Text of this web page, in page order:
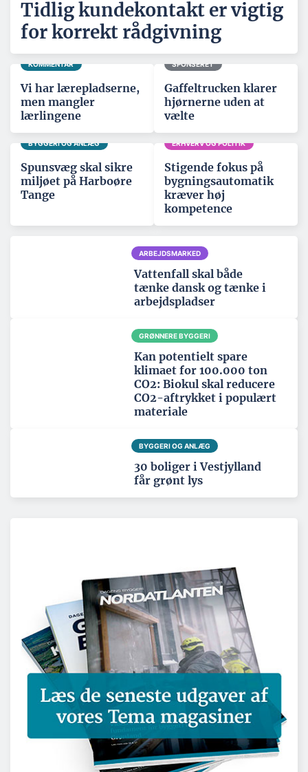
Tidlig kundekontakt er vigtig
for korrekt rådgivning
KOMMENTAR
Vi har lærepladserne,
men mangler
lærlingene
SPONSERET
Gaffeltrucken klarer
hjørnerne uden at
vælte
BYGGERI OG ANLÆG
Spunsvæg skal sikre
miljøet på Harboøre
Tange
ERHVERV OG POLITIK
Stigende fokus på
bygningsautomatik
kræver høj
kompetence
ARBEJDSMARKED
Vattenfall skal både
tænke dansk og tænke i
arbejdspladser
GRØNNERE BYGGERI
Kan potentielt spare
klimaet for 100.000 ton
CO2: Biokul skal reducere
CO2-aftrykket i populært
materiale
BYGGERI OG ANLÆG
30 boliger i Vestjylland
får grønt lys